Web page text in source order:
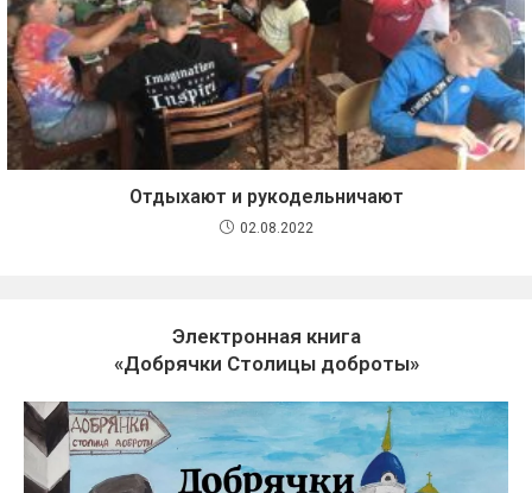
Отдыхают и рукодельничают
02.08.2022
Электронная книга
«Добрячки Столицы доброты»